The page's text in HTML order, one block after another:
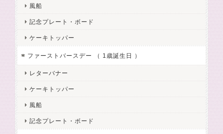
風船
記念プレート・ボード
ケーキトッパー
ファーストバースデー （ 1歳誕生日 ）
レターバナー
ケーキトッパー
風船
記念プレート・ボード